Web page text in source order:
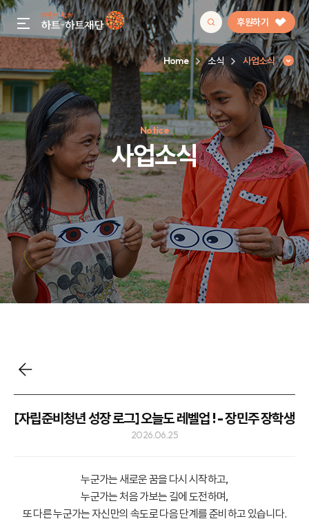
gnb menu open 후원하기
인기 키워드
#정기후원#하트플레이스#캠페인#팬덤후원
Home 소식 사업소식
Notice
사업소식
사업소식
[자립준비청년 성장 로그] 오늘도 레벨업 ! - 장민주 장학생
2026.06.25
누군가는 새로운 꿈을 다시 시작하고,
누군가는 처음 가보는 길에 도전하며,
또 다른 누군가는 자신만의 속도로 다음 단계를 준비하고 있습니다.